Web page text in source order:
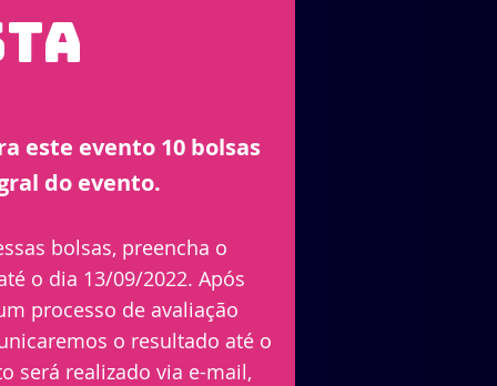
este evento 10 bolsas
do evento.
bolsas, preencha o
o dia 13/09/2022. Após
processo de avaliação
o resultado até o
será realizado via e-mail,